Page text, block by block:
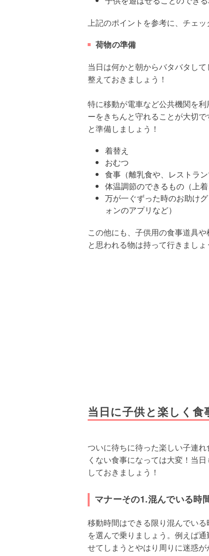
上記のポイントを参考に、チェッ
荷物の準備
当日は何かと朝からバタバタし
整えておきましょう！
特に移動が電車など公共機関を
ーをきちんと守れることが大切
と準備しましょう！
着替え
おむつ
食事（離乳食や、レストラ
体温調節のできるもの（上着
万が一ぐずった時のお助け
ォンのアプリなど）
この他にも、子供用の食事道具
と思われる物は持って行きましょ
当日に子供と楽しく
ついに待ちに待った楽しい子連
くない食事になっては大変！当
しておきましょう！
マナーその1.混んでいる時
移動時間はできる限り混んでい
を選んで乗りましょう。例えば
せてしまうとやはり周りに迷惑